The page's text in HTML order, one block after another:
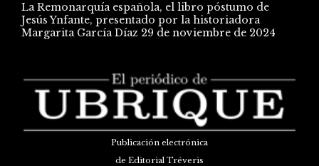
La Remonarquía española, el libro póstumo de
Jesús Ynfante, presentado por la historiadora
Margarita García Díaz 29 de noviembre de 2024
Publicación electrónica
de Editorial Tréveris